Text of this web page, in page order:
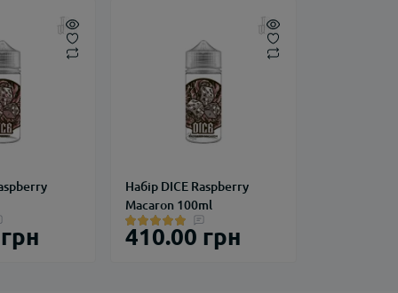
Набір DICE Raspberry
Macaron 100ml
410.00 грн